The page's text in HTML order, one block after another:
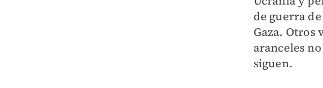
de guerra
Gaza. Otros
aranceles
siguen.